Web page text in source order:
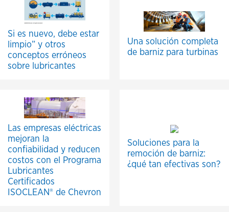
Si es nuevo, debe estar
limpio” y otros
conceptos erróneos
sobre lubricantes
Una solución completa
de barniz para turbinas
Las empresas eléctricas
mejoran la
confiabilidad y reducen
costos con el Programa
Lubricantes
Certificados
ISOCLEAN® de Chevron
Soluciones para la
remoción de barniz:
¿qué tan efectivas son?